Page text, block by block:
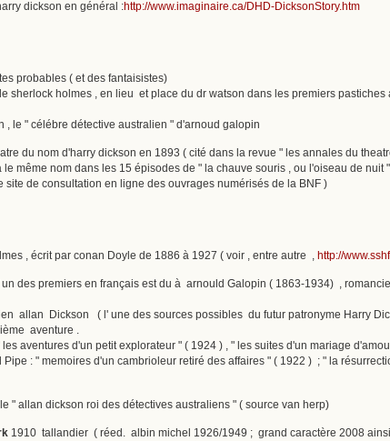
dickson en général :http://www.imaginaire.ca/DHD-DicksonStory.htm
probables ( et des fantaisistes)
sherlock holmes , en lieu et place du dr watson dans les premiers
, le " célébre détective australien " d'arnoud galopin
du nom d'harry dickson en 1893 ( cité dans la revue " les annales du
même nom dans les 15 épisodes de " la chauve souris , ou l'oiseau de
de consultation en ligne des ouvrages numérisés de la BNF )
, écrit par conan Doyle de 1886 à 1927 ( voir , entre autre , http://
un des premiers en français est du à arnould Galopin ( 1863-1934) ,
allan Dickson ( l' une des sources possibles du futur patronyme Harry
aventure .
les aventures d'un petit explorateur " ( 1924 ) , " les suites d'un mariage
: " memoires d'un cambrioleur retiré des affaires " ( 1922 ) ; " la
" allan dickson roi des détectives australiens " ( source van herp)
1910 tallandier ( réed. albin michel 1926/1949 ; grand caractère 2008